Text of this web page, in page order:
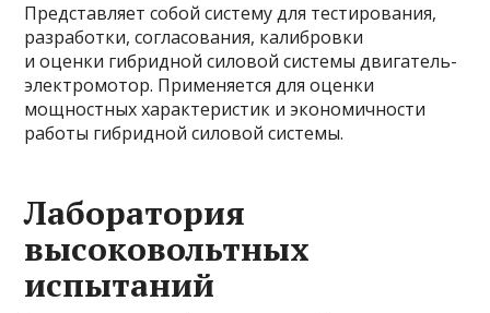
Представляет собой систему для тестирования,
разработки, согласования, калибровки
и оценки гибридной силовой системы двигатель-
электромотор. Применяется для оценки
мощностных характеристик и экономичности
работы гибридной силовой системы.
Лаборатория
высоковольтных
испытаний